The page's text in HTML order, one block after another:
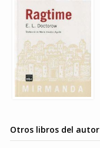
Otros libros del autor